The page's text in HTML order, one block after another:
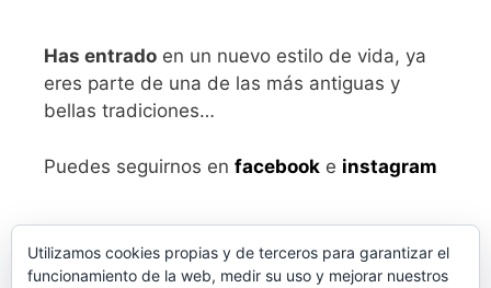
Has entrado en un nuevo estilo de vida, ya
eres parte de una de las más antiguas y
bellas tradiciones…
Puedes seguirnos en facebook e instagram
Utilizamos cookies propias y de terceros para garantizar el
funcionamiento de la web, medir su uso y mejorar nuestros